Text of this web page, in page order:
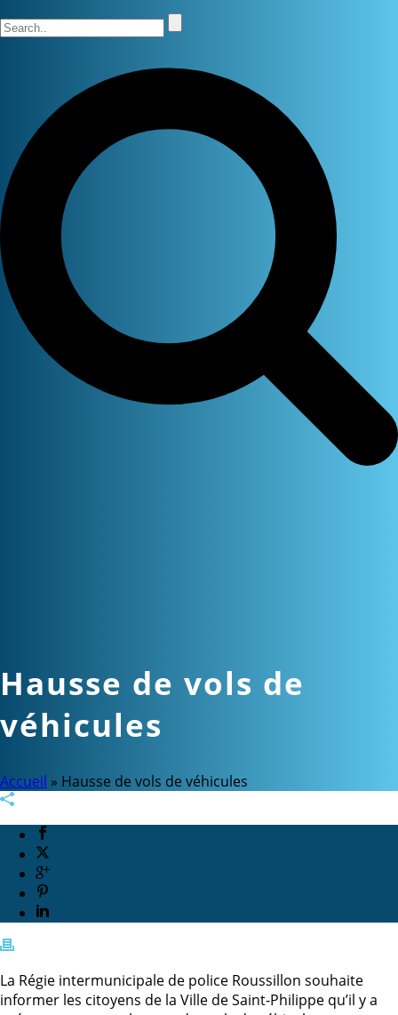
Hausse de vols de
véhicules
Accueil » Hausse de vols de véhicules
La Régie intermunicipale de police Roussillon souhaite
informer les citoyens de la Ville de Saint-Philippe qu’il y a